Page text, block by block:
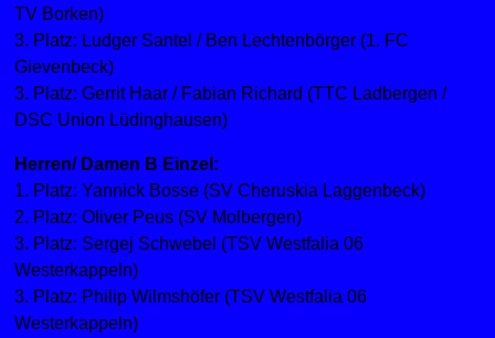
TV Borken)
3. Platz: Ludger Santel / Ben Lechtenbörger (1. FC
Gievenbeck)
3. Platz: Gerrit Haar / Fabian Richard (TTC Ladbergen /
DSC Union Lüdinghausen)
Herren/ Damen B Einzel:
1. Platz: Yannick Bosse (SV Cheruskia Laggenbeck)
2. Platz: Oliver Peus (SV Molbergen)
3. Platz: Sergej Schwebel (TSV Westfalia 06
Westerkappeln)
3. Platz: Philip Wilmshöfer (TSV Westfalia 06
Westerkappeln)